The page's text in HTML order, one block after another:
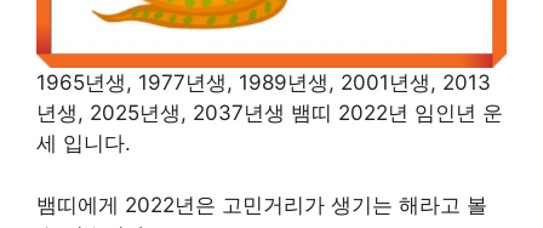
1965년생, 1977년생, 1989년생, 2001년생, 2013
년생, 2025년생, 2037년생 뱀띠 2022년 임인년 운
세 입니다.
뱀띠에게 2022년은 고민거리가 생기는 해라고 볼